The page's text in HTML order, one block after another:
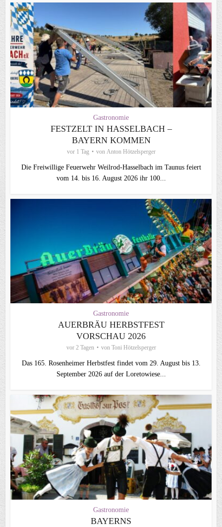
Gastronomie
FESTZELT IN HASSELBACH –
BAYERN KOMMEN
vor 1 Tag von Anton Hötzelsperger
Die Freiwillige Feuerwehr Weilrod-Hasselbach im Taunus feiert
vom 14. bis 16. August 2026 ihr 100...
Gastronomie
AUERBRÄU HERBSTFEST
VORSCHAU 2026
vor 2 Tagen von Toni Hötzelsperger
Das 165. Rosenheimer Herbstfest findet vom 29. August bis 13.
September 2026 auf der Loretowiese...
Gastronomie
BAYERNS